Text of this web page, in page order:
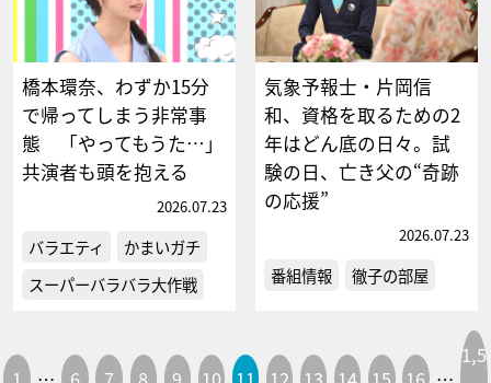
橋本環奈、わずか15分
で帰ってしまう非常事
態 「やってもうた…」
共演者も頭を抱える
2026.07.23
バラエティ
かまいガチ
スーパーバラバラ大作戦
気象予報士・片岡信
和、資格を取るための2
年はどん底の日々。試
験の日、亡き父の“奇跡
の応援”
2026.07.23
番組情報 徹子の部屋
1,5